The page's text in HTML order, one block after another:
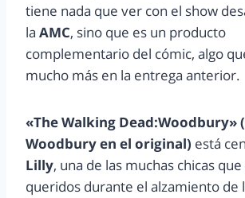
tiene nada que ver con el show
la AMC, sino que es un producto
complementario del cómic, algo
mucho más en la entrega anterior.
«The Walking Dead:Woodbury»
Woodbury en el original) está
Lilly, una de las muchas chicas
queridos durante el alzamiento de